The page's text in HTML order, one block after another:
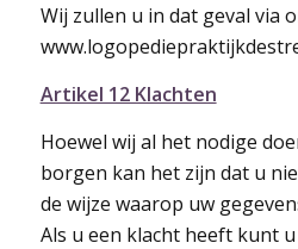
Wij zullen u in dat geval via
Artikel 12 Klachten
Hoewel wij al het nodige
borgen kan het zijn dat u
de wijze waarop uw
Als u een klacht heeft kunt